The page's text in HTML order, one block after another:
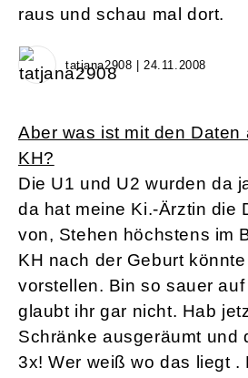
raus und schau mal dort.
tatjana2908 | 24.11.2008
Aber was ist mit den Daten
KH?
Die U1 und U2 wurden da
da hat meine Ki.-Ärztin die
von, Stehen höchstens im
KH nach der Geburt
vorstellen. Bin so sauer
glaubt ihr gar nicht. Hab
Schränke ausgeräumt und
3x! Wer weiß wo das liegt .